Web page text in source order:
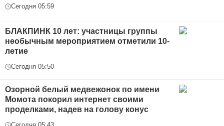
Сегодня 05:59
БЛАКПИНК 10 лет: участницы группы
необычным мероприятием отметили 10-
летие
Сегодня 05:50
Озорной белый медвежонок по имени
Момота покорил интернет своими
проделками, надев на голову конус